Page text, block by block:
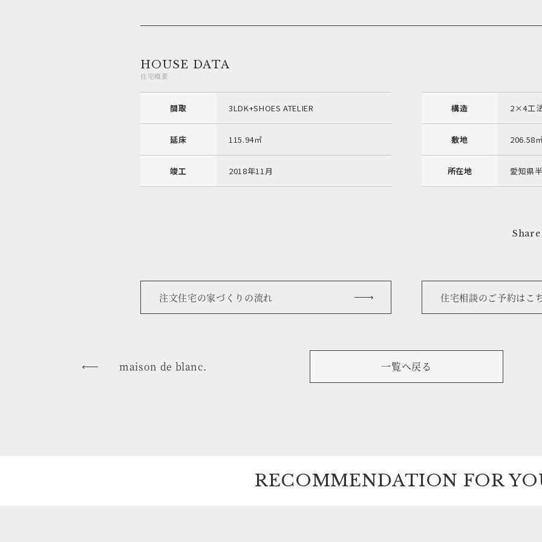
HOUSE DATA
住宅概要
間取 3LDK+SHOES ATELIER
延床 115.94㎡
竣工 2018年11月
構造 2×4工
敷地 206.58
所在地 愛知県
Share
注文住宅の家づくりの流れ 住宅相談のご予約はこ
maison de blanc. 一覧へ戻る
RECOMMENDATION FOR